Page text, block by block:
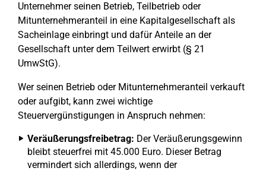
Unternehmer seinen Betrieb, Teilbetrieb oder
Mitunternehmeranteil in eine Kapitalgesellschaft als
Sacheinlage einbringt und dafür Anteile an der
Gesellschaft unter dem Teilwert erwirbt (§ 21
UmwStG).
Wer seinen Betrieb oder Mitunternehmeranteil verkauft
oder aufgibt, kann zwei wichtige
Steuervergünstigungen in Anspruch nehmen:
Veräußerungsfreibetrag: Der Veräußerungsgewinn
bleibt steuerfrei mit 45.000 Euro. Dieser Betrag
vermindert sich allerdings, wenn der